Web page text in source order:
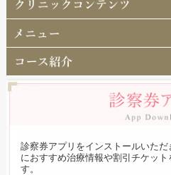
診察券アプリをインストールいた
におすすめ治療情報や割引チケッ
す。